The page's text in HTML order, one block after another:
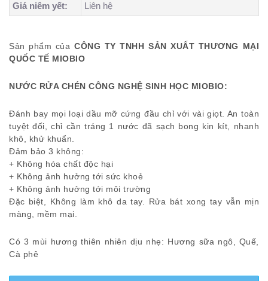
Giá niêm yết:
Liên hệ
Sản phẩm của CÔNG TY TNHH SẢN XUẤT THƯƠNG MẠI
QUỐC TẾ MIOBIO
NƯỚC RỬA CHÉN CÔNG NGHỆ SINH HỌC MIOBIO:
Đánh bay mọi loại dầu mỡ cứng đầu chỉ với vài giọt. An toàn
tuyệt đối, chỉ cần tráng 1 nước đã sạch bong kin kít, nhanh
khô, khử khuẩn.
Đảm bảo 3 không:
+ Không hóa chất độc hại
+ Không ảnh hưởng tới sức khoẻ
+ Không ảnh hưởng tới môi trường
Đặc biệt, Không làm khô da tay. Rửa bát xong tay vẫn mịn
màng, mềm mại.
Có 3 mùi hương thiên nhiên dịu nhẹ: Hương sữa ngô, Quế,
Cà phê